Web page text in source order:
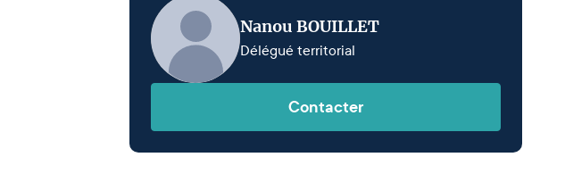
Nanou BOUILLET
Délégué territorial
Contacter